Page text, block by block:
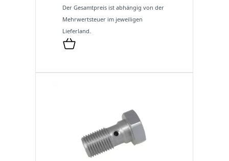
Der Gesamtpreis ist abhängig von der
Mehrwertsteuer im jeweiligen
Lieferland.